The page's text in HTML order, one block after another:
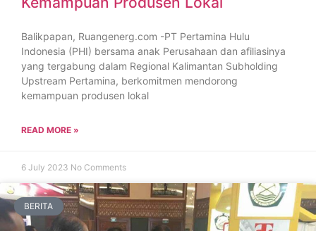
Balikpapan, Ruangenerg.com -PT Pertamina Hulu
Indonesia (PHI) bersama anak Perusahaan dan afiliasinya
yang tergabung dalam Regional Kalimantan Subholding
Upstream Pertamina, berkomitmen mendorong
kemampuan produsen lokal
READ MORE »
6 July 2023 No Comments
BERITA